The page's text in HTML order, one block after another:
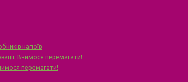
напоїв
Вчимося перемагати!
перемагати!